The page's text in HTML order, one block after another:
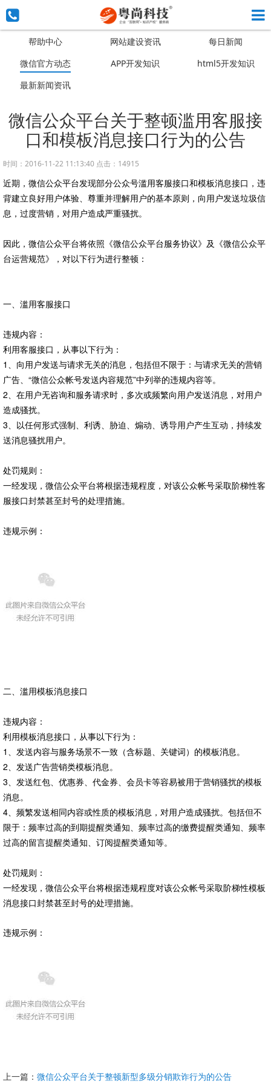
帮助中心 网站建设资讯
每日新闻
微信官方动态
APP开发知识
html5开发知识
最新新闻资讯
微信公众平台关于整顿滥用客服接
口和模板消息接口行为的公告
时间：2016-11-22 11:13:40 点击：14915
近期，微信公众平台发现部分公众号滥用客服接口和模板消息接口，违
背建立良好用户体验、尊重并理解用户的基本原则，向用户发送垃圾信
息，过度营销，对用户造成严重骚扰。
因此，微信公众平台将依照《微信公众平台服务协议》及《微信公众平
台运营规范》，对以下行为进行整顿：
一、滥用客服接口
违规内容：
利用客服接口，从事以下行为：
1、向用户发送与请求无关的消息，包括但不限于：与请求无关的营销
广告、“微信公众帐号发送内容规范”中列举的违规内容等。
2、在用户无咨询和服务请求时，多次或频繁向用户发送消息，对用户
造成骚扰。
3、以任何形式强制、利诱、胁迫、煽动、诱导用户产生互动，持续发
送消息骚扰用户。
处罚规则：
一经发现， 微信公众平台将根据违规程度，对该公众帐号采取阶梯性客
服接口封禁甚至封号的处理措施。
违规示例：
二、滥用模板消息接口
违规内容：
利用模板消息接口，从事以下行为：
1、发送内容与服务场景不一致（含标题、关键词）的模板消息。
2、发送广告营销类模板消息。
3、发送红包、优惠券、代金券、会员卡等容易被用于营销骚扰的模板
消息。
4、频繁发送相同内容或性质的模板消息，对用户造成骚扰。包括但不
限于：频率过高的到期提醒类通知、频率过高的缴费提醒类通知、频率
过高的留言提醒类通知、订阅提醒类通知等。
处罚规则：
一经发现，微信公众平台将根据违规程度对该公众帐号采取阶梯性模板
消息接口封禁甚至封号的处理措施。
违规示例：
上一篇： 微信公众平台关于整顿新型多级分销欺诈行为的公告